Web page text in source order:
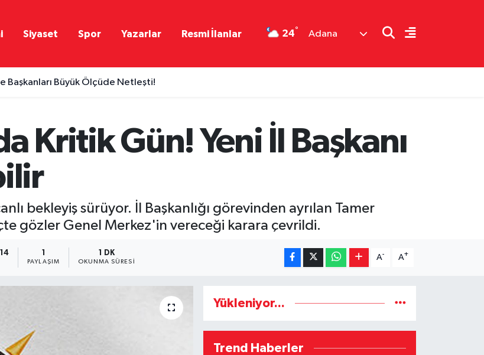
Siyaset Spor Yazarlar Resmi İlanlar 24° Adana
Başkanları Büyük Ölçüde Netleşti!
Kritik Gün! Yeni İl Başkanı
bekleyiş sürüyor. İl Başkanlığı görevinden ayrılan Tamer
gözler Genel Merkez'in vereceği karara çevrildi.
PAYLAŞIM
1 DK
OKUNMA SÜRESI
A- A+
Yükleniyor...
Trend Haberler